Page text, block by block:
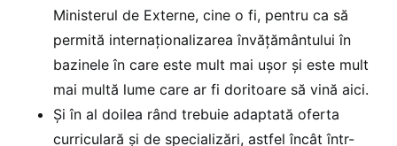
Ministerul de Externe, cine o fi, pentru ca să
permită internaționalizarea învățământului în
bazinele în care este mult mai ușor și este mult
mai multă lume care ar fi doritoare să vină aici.
Și în al doilea rând trebuie adaptată oferta
curriculară și de specializări, astfel încât într-